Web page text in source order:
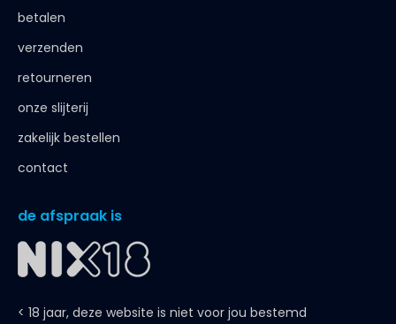
betalen
verzenden
retourneren
onze slijterij
zakelijk bestellen
contact
de afspraak is
< 18 jaar, deze website is niet voor jou bestemd